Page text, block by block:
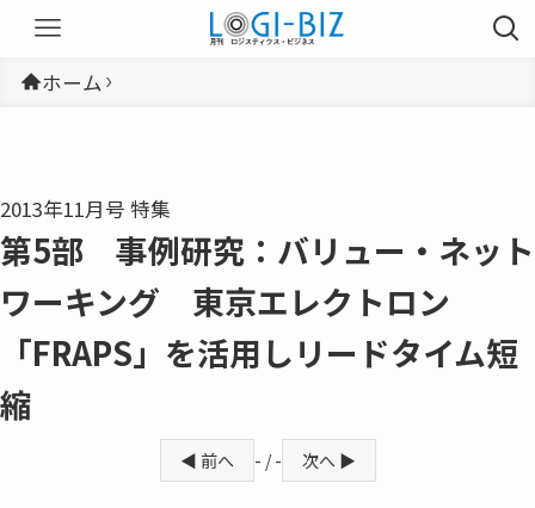
ホーム
2013年11月号 特集
第5部 事例研究：バリュー・ネット
ワーキング 東京エレクトロン
「FRAPS」を活用しリードタイム短
縮
◀ 前へ - / - 次へ ▶